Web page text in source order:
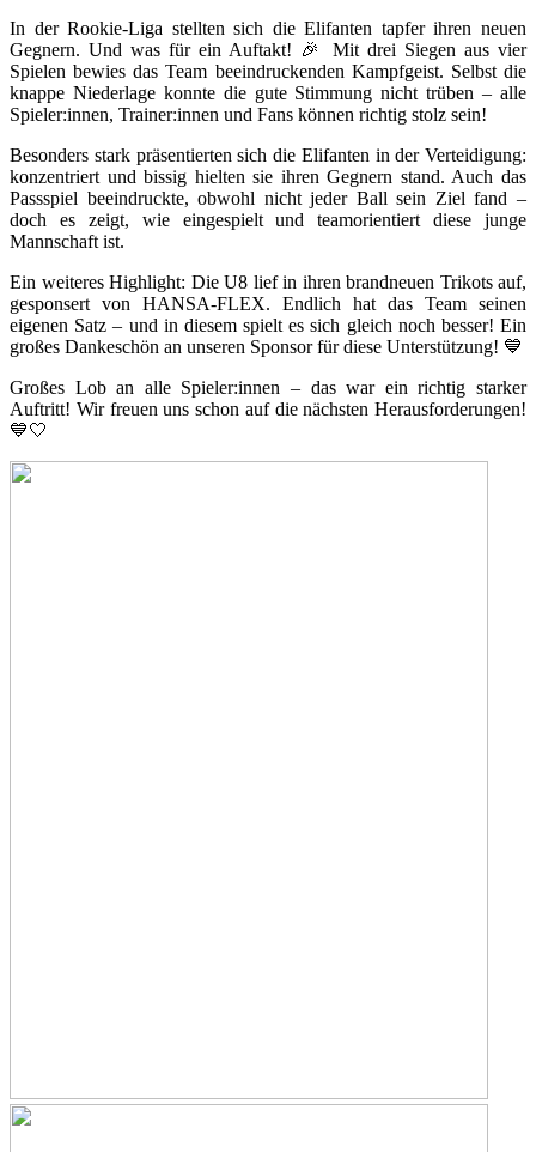
In der Rookie-Liga stellten sich die Elifanten tapfer ihren neuen
Gegnern. Und was für ein Auftakt! 🎉 Mit drei Siegen aus vier
Spielen bewies das Team beeindruckenden Kampfgeist. Selbst die
knappe Niederlage konnte die gute Stimmung nicht trüben – alle
Spieler:innen, Trainer:innen und Fans können richtig stolz sein!
Besonders stark präsentierten sich die Elifanten in der Verteidigung:
konzentriert und bissig hielten sie ihren Gegnern stand. Auch das
Passspiel beeindruckte, obwohl nicht jeder Ball sein Ziel fand –
doch es zeigt, wie eingespielt und teamorientiert diese junge
Mannschaft ist.
Ein weiteres Highlight: Die U8 lief in ihren brandneuen Trikots auf,
gesponsert von HANSA-FLEX. Endlich hat das Team seinen
eigenen Satz – und in diesem spielt es sich gleich noch besser! Ein
großes Dankeschön an unseren Sponsor für diese Unterstützung! 💙
Großes Lob an alle Spieler:innen – das war ein richtig starker
Auftritt! Wir freuen uns schon auf die nächsten Herausforderungen!
💙🤍